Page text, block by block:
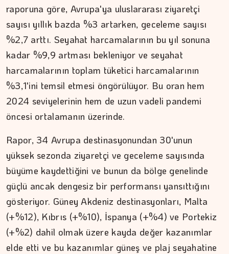
raporuna göre, Avrupa'ya uluslararası ziyaretçi
sayısı yıllık bazda %3 artarken, geceleme sayısı
%2,7 arttı. Seyahat harcamalarının bu yıl sonuna
kadar %9,9 artması bekleniyor ve seyahat
harcamalarının toplam tüketici harcamalarının
%3,1'ini temsil etmesi öngörülüyor. Bu oran hem
2024 seviyelerinin hem de uzun vadeli pandemi
öncesi ortalamanın üzerinde.
Rapor, 34 Avrupa destinasyonundan 30'unun
yüksek sezonda ziyaretçi ve geceleme sayısında
büyüme kaydettiğini ve bunun da bölge genelinde
güçlü ancak dengesiz bir performansı yansıttığını
gösteriyor. Güney Akdeniz destinasyonları, Malta
(+%12), Kıbrıs (+%10), İspanya (+%4) ve Portekiz
(+%2) dahil olmak üzere kayda değer kazanımlar
elde etti ve bu kazanımlar güneş ve plaj seyahatine
MEZİN DEDEYİ
Cebimiz, yalnızca cebimizi…